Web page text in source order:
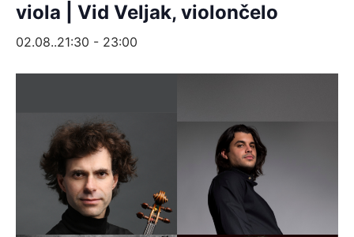
viola | Vid Veljak, violončelo
02.08..21:30 - 23:00